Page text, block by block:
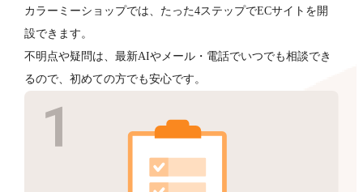
カラーミーショップでは、たった4ステップでECサイトを開
設できます。
不明点や疑問は、最新AIやメール・電話でいつでも相談でき
るので、初めての方でも安心です。